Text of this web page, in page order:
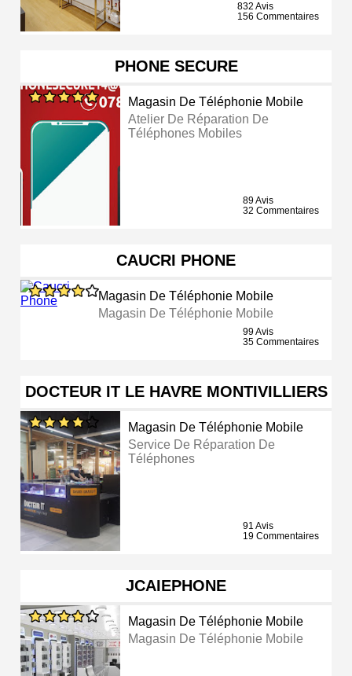
832 Avis
156 Commentaires
PHONE SECURE
Magasin De Téléphonie Mobile
Atelier De Réparation De
Téléphones Mobiles
89 Avis
32 Commentaires
CAUCRI PHONE
Magasin De Téléphonie Mobile
Magasin De Téléphonie Mobile
99 Avis
35 Commentaires
DOCTEUR IT LE HAVRE MONTIVILLIERS
Magasin De Téléphonie Mobile
Service De Réparation De
Téléphones
91 Avis
19 Commentaires
JCAIEPHONE
Magasin De Téléphonie Mobile
Magasin De Téléphonie Mobile